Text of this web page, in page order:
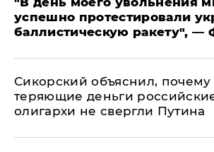
успешно протестировали
баллистическую ракету", —
Сикорский объяснил, почему
теряющие деньги
олигархи не свергли Путина